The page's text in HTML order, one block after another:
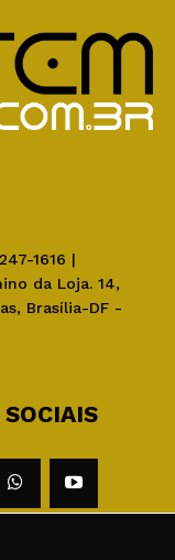
1616 |
da Loja. 14,
Brasília-DF -